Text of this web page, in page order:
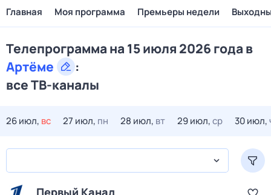
Главная Моя программа Премьеры недели
Телепрограмма на 15 июля 2026 года в
Артёме
:
все ТВ-каналы
26 июл, вс 27 июл, пн 28 июл, вт 29 июл,ср 30 июл,
Первый Канал